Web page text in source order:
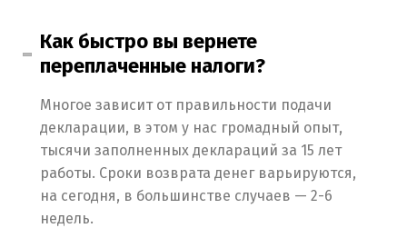
Как быстро вы вернете
переплаченные налоги?
Многое зависит от правильности подачи
декларации, в этом у нас громадный опыт,
тысячи заполненных деклараций за 15 лет
работы. Сроки возврата денег варьируются,
на сегодня, в большинстве случаев — 2-6
недель.